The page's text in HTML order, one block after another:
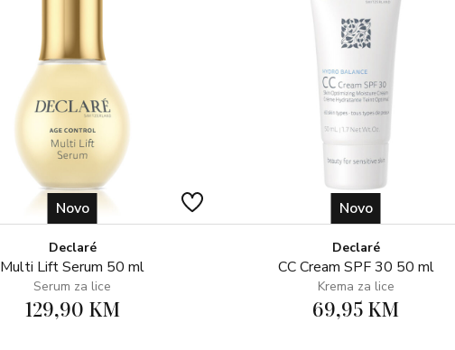
Novo
Declaré
Multi Lift Serum 50 ml
Serum za lice
129,90 KM
Novo
Declaré
CC Cream SPF 30 50 ml
Krema za lice
69,95 KM